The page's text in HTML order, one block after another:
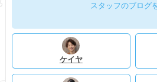
スタッフのブログ
ケイヤ